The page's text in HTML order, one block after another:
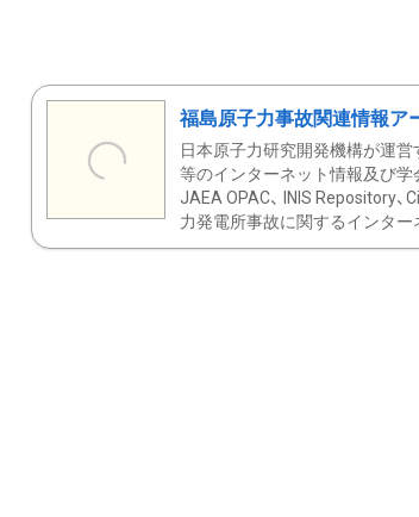
福島原子力事故関連情報ア
日本原子力研究開発機構が運営
等のインターネット情報及び学
JAEA OPAC、 INIS Repository
力発電所事故に関するインター